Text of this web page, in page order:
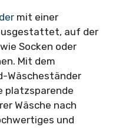
mit einer
auf der
Socken oder
Mit dem
Wäscheständer
platzsparende
Wäsche nach
und